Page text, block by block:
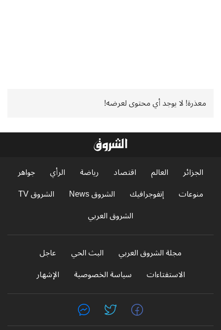
معذرة! لا يوجد أي محتوى لعرضه!
الجزائر العالم اقتصاد رياضة الرأي
جواهر
منوعات
إنفوجرافيك الشروق News
الشروق TV
الشروق العربي
مجلة الشروق العربي البث الحي
عاجل
الاستفتاءات
سياسة الخصوصية الإشهار